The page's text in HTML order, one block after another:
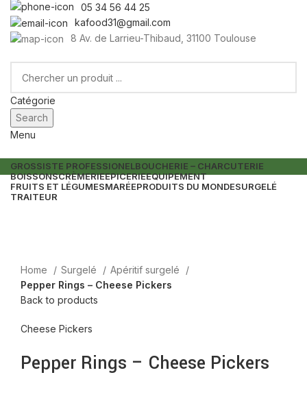
05 34 56 44 25
kafood31@gmail.com
8 Av. de Larrieu-Thibaud, 31100 Toulouse
Catégorie
Search
Menu
GROSSISTE PROFESSIONELBOUCHERIE – CHARCUTERIE
BOISSONSCRÈMERIEEPICERIEEQUIPEMENT
FRUITS ET LÉGUMESMARÉEPRODUITS DU MONDESURGELÉ
TRAITEUR
Home Surgelé
Apéritif surgelé
Pepper Rings – Cheese Pickers
Back to products
Cheese Pickers
Pepper Rings – Cheese Pickers